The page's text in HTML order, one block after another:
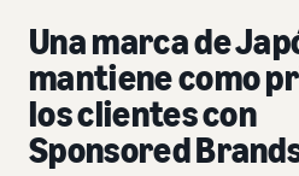
Una marca de
mantiene como
los clientes con
Sponsored